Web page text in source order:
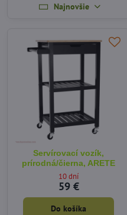
Najnovšie
Servírovací vozík,
prírodná/čierna, ARETE
10 dní
59 €
Do košíka